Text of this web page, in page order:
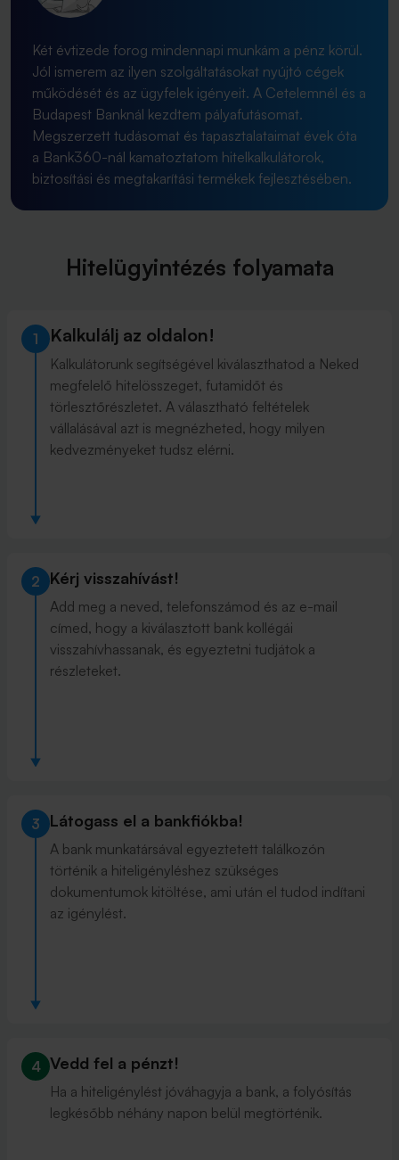
Két évtizede forog mindennapi munkám a pénz körül.
Jól ismerem az ilyen szolgáltatásokat nyújtó cégek
működését és az ügyfelek igényeit. A Cetelemnél és a
Budapest Banknál kezdtem pályafutásomat.
Megszerzett tudásomat és tapasztalataimat évek óta
a Bank360-nál kamatoztatom hitelkalkulátorok,
biztosítási és megtakarítási termékek fejlesztésében.
Hitelügyintézés folyamata
1 Kalkulálj az oldalon!
Kalkulátorunk segítségével kiválaszthatod a Neked
megfelelő hitelösszeget, futamidőt és
törlesztőrészletet. A választható feltételek
vállalásával azt is megnézheted, hogy milyen
kedvezményeket tudsz elérni.
2 Kérj visszahívást!
Add meg a neved, telefonszámod és az e-mail
címed, hogy a kiválasztott bank kollégái
visszahívhassanak, és egyeztetni tudjátok a
részleteket.
3 Látogass el a bankfiókba!
A bank munkatársával egyeztetett találkozón
történik a hiteligényléshez szükséges
dokumentumok kitöltése, ami után el tudod indítani
az igénylést.
4 Vedd fel a pénzt!
Ha a hiteligénylést jóváhagyja a bank, a folyósítás
legkésőbb néhány napon belül megtörténik.